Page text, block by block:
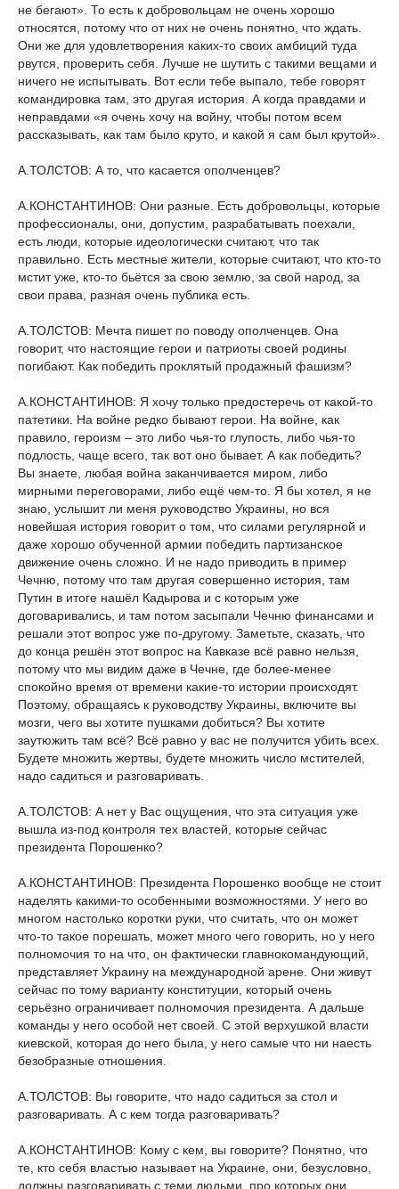
не бегают». То есть к добровольцам не очень хорошо
относятся, потому что от них не очень понятно, что ждать.
Они же для удовлетворения каких-то своих амбиций туда
рвутся, проверить себя. Лучше не шутить с такими вещами и
ничего не испытывать. Вот если тебе выпало, тебе говорят
командировка там, это другая история. А когда правдами и
неправдами «я очень хочу на войну, чтобы потом всем
рассказывать, как там было круто, и какой я сам был крутой».
А.ТОЛСТОВ: А то, что касается ополченцев?
А.КОНСТАНТИНОВ: Они разные. Есть добровольцы, которые
профессионалы, они, допустим, разрабатывать поехали,
есть люди, которые идеологически считают, что так
правильно. Есть местные жители, которые считают, что кто-то
мстит уже, кто-то бьётся за свою землю, за свой народ, за
свои права, разная очень публика есть.
А.ТОЛСТОВ: Мечта пишет по поводу ополченцев. Она
говорит, что настоящие герои и патриоты своей родины
погибают. Как победить проклятый продажный фашизм?
А.КОНСТАНТИНОВ: Я хочу только предостеречь от какой-то
патетики. На войне редко бывают герои. На войне, как
правило, героизм – это либо чья-то глупость, либо чья-то
подлость, чаще всего, так вот оно бывает. А как победить?
Вы знаете, любая война заканчивается миром, либо
мирными переговорами, либо ещё чем-то. Я бы хотел, я не
знаю, услышит ли меня руководство Украины, но вся
новейшая история говорит о том, что силами регулярной и
даже хорошо обученной армии победить партизанское
движение очень сложно. И не надо приводить в пример
Чечню, потому что там другая совершенно история, там
Путин в итоге нашёл Кадырова и с которым уже
договаривались, и там потом засыпали Чечню финансами и
решали этот вопрос уже по-другому. Заметьте, сказать, что
до конца решён этот вопрос на Кавказе всё равно нельзя,
потому что мы видим даже в Чечне, где более-менее
спокойно время от времени какие-то истории происходят.
Поэтому, обращаясь к руководству Украины, включите вы
мозги, чего вы хотите пушками добиться? Вы хотите
заутюжить там всё? Всё равно у вас не получится убить всех.
Будете множить жертвы, будете множить число мстителей,
надо садиться и разговаривать.
А.ТОЛСТОВ: А нет у Вас ощущения, что эта ситуация уже
вышла из-под контроля тех властей, которые сейчас
президента Порошенко?
А.КОНСТАНТИНОВ: Президента Порошенко вообще не стоит
наделять какими-то особенными возможностями. У него во
многом настолько коротки руки, что считать, что он может
что-то такое порешать, может много чего говорить, но у него
полномочия то на что, он фактически главнокомандующий,
представляет Украину на международной арене. Они живут
сейчас по тому варианту конституции, который очень
серьёзно ограничивает полномочия президента. А дальше
команды у него особой нет своей. С этой верхушкой власти
киевской, которая до него была, у него самые что ни наесть
безобразные отношения.
А.ТОЛСТОВ: Вы говорите, что надо садиться за стол и
разговаривать. А с кем тогда разговаривать?
А.КОНСТАНТИНОВ: Кому с кем, вы говорите? Понятно, что
те, кто себя властью называет на Украине, они, безусловно,
должны разговаривать с теми людьми, про которых они